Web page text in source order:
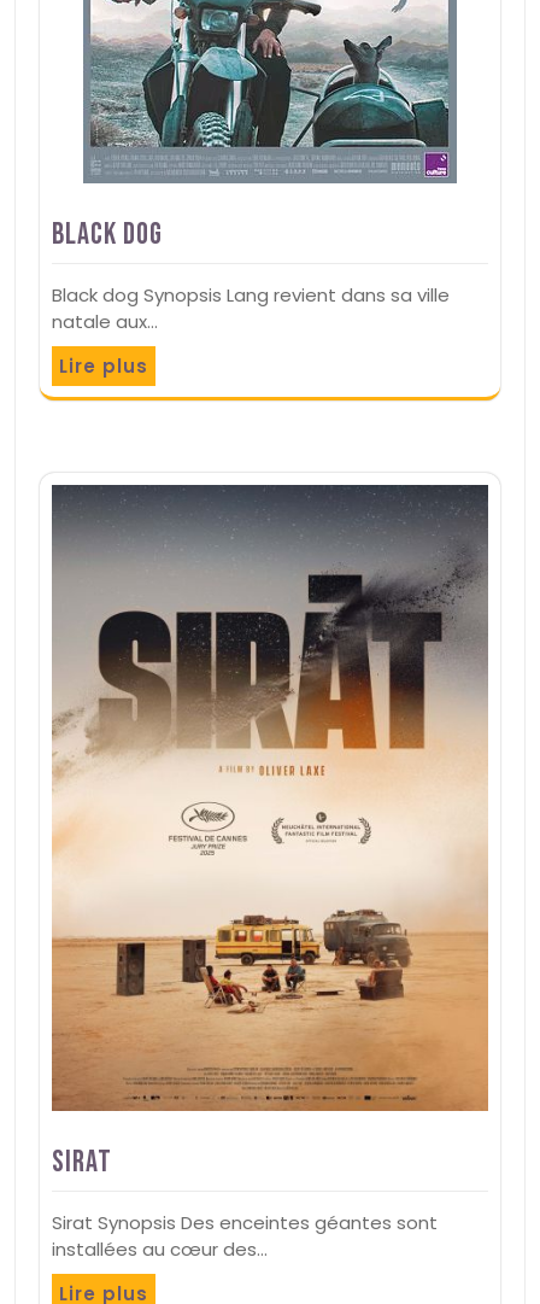
Black Dog
Black dog Synopsis Lang revient dans sa ville
natale aux…
Lire plus
Sirat
Sirat Synopsis Des enceintes géantes sont
installées au cœur des…
Lire plus